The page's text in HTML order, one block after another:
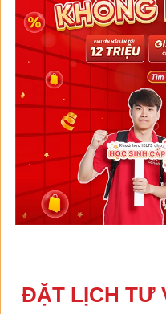
ĐẶT LỊCH TƯ